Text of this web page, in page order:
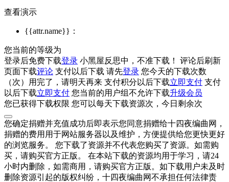
查看演示
{{attr.name}}：
您当前的等级为
登录后免费下载登录 小黑屋反思中，不准下载！ 评论后刷新
页面下载评论 支付以后下载 请先登录 您今天的下载次数
（次）用完了，请明天再来 支付积分 以后下载立即支付 支付
以后下载立即支付 您当前的用户组不允许下载升级会员
您已获得下载权限 您可以每天下载资源次，今日剩余次
您确定捐赠并充值成功后即表示您同意捐赠给十四夜编曲网，
捐赠的费用用于网站服务器以及维护，方便提供给您更快更好
的浏览服务。 您下载了资源并不代表您购买了资源。如需购
买，请购买官方正版。 在本站下载的资源均用于学习，请24
小时内删除，如需商用，请购买官方正版。如下载用户未及时
删除资源引起的版权纠纷，十四夜编曲网不承担任何法律责